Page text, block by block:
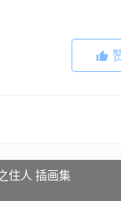
住人 插画集